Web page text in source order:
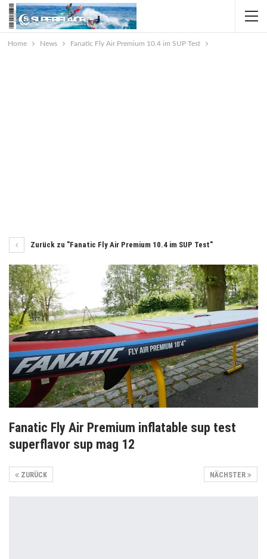
Home News Fanatic Fly Air Premium 10.4 im SUP Test
Zurück zu "Fanatic Fly Air Premium 10.4 im SUP Test"
Fanatic Fly Air Premium inflatable sup test
superflavor sup mag 12
NÄCHSTER
ZURÜCK